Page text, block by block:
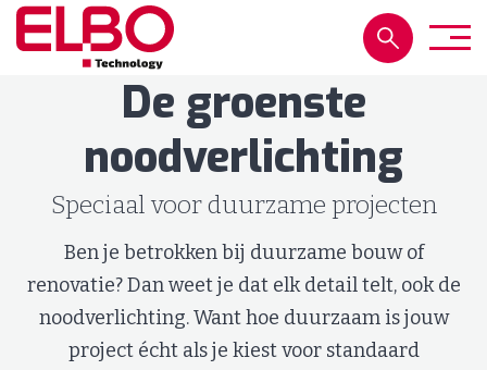
De groenste
noodverlichting
Speciaal voor duurzame projecten
Ben je betrokken bij duurzame bouw of
renovatie? Dan weet je dat elk detail telt, ook de
noodverlichting. Want hoe duurzaam is jouw
project écht als je kiest voor standaard